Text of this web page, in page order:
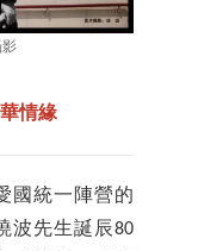
影
情緣
國統一陣營的
波先生誕辰80